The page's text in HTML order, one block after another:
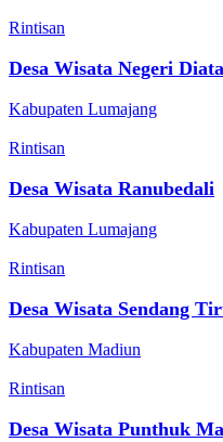
Rintisan
Desa Wisata Negeri
Kabupaten Lumajang
Rintisan
Desa Wisata Ranubedali
Kabupaten Lumajang
Rintisan
Desa Wisata Sendang
Kabupaten Madiun
Rintisan
Desa Wisata Punthuk